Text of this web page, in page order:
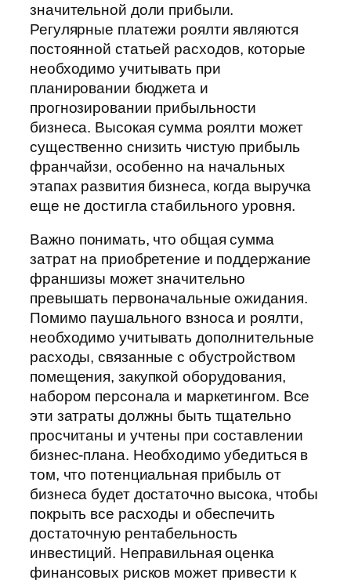
значительной доли прибыли.
Регулярные платежи роялти являются
постоянной статьей расходов, которые
необходимо учитывать при
планировании бюджета и
прогнозировании прибыльности
бизнеса. Высокая сумма роялти может
существенно снизить чистую прибыль
франчайзи, особенно на начальных
этапах развития бизнеса, когда выручка
еще не достигла стабильного уровня.
Важно понимать, что общая сумма
затрат на приобретение и поддержание
франшизы может значительно
превышать первоначальные ожидания.
Помимо паушального взноса и роялти,
необходимо учитывать дополнительные
расходы, связанные с обустройством
помещения, закупкой оборудования,
набором персонала и маркетингом. Все
эти затраты должны быть тщательно
просчитаны и учтены при составлении
бизнес-плана. Необходимо убедиться в
том, что потенциальная прибыль от
бизнеса будет достаточно высока, чтобы
покрыть все расходы и обеспечить
достаточную рентабельность
инвестиций. Неправильная оценка
финансовых рисков может привести к